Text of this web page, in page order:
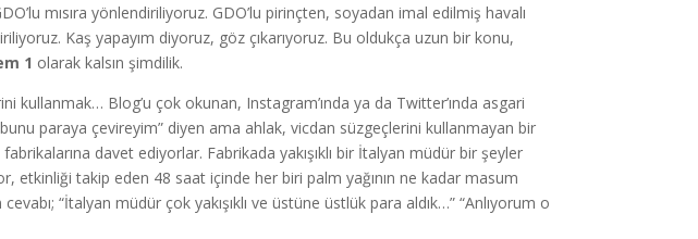
mısıra yönlendiriliyoruz. GDO’lu pirinçten, soyadan imal edilmiş havalı
Kaş yapayım diyoruz, göz çıkarıyoruz. Bu oldukça uzun bir konu,
1 olarak kalsın şimdilik.
kullanmak… Blog’u çok okunan, Instagram’ında ya da Twitter’ında asgari
paraya çevireyim” diyen ama ahlak, vicdan süzgeçlerini kullanmayan bir
davet ediyorlar. Fabrikada yakışıklı bir İtalyan müdür bir şeyler
etkinliği takip eden 48 saat içinde her biri palm yağının ne kadar masum
“İtalyan müdür çok yakışıklı ve üstüne üstlük para aldık…” “Anlıyorum o